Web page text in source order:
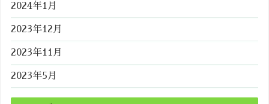
2024年1月
2023年12月
2023年11月
2023年5月